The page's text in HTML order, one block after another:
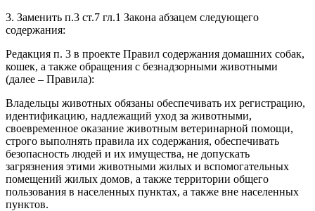
3. Заменить п.3 ст.7 гл.1 Закона абзацем следующего
содержания:
Редакция п. 3 в проекте Правил содержания домашних собак,
кошек, а также обращения с безнадзорными животными
(далее – Правила):
Владельцы животных обязаны обеспечивать их регистрацию,
идентификацию, надлежащий уход за животными,
своевременное оказание животным ветеринарной помощи,
строго выполнять правила их содержания, обеспечивать
безопасность людей и их имущества, не допускать
загрязнения этими животными жилых и вспомогательных
помещений жилых домов, а также территории общего
пользования в населенных пунктах, а также вне населенных
пунктов.